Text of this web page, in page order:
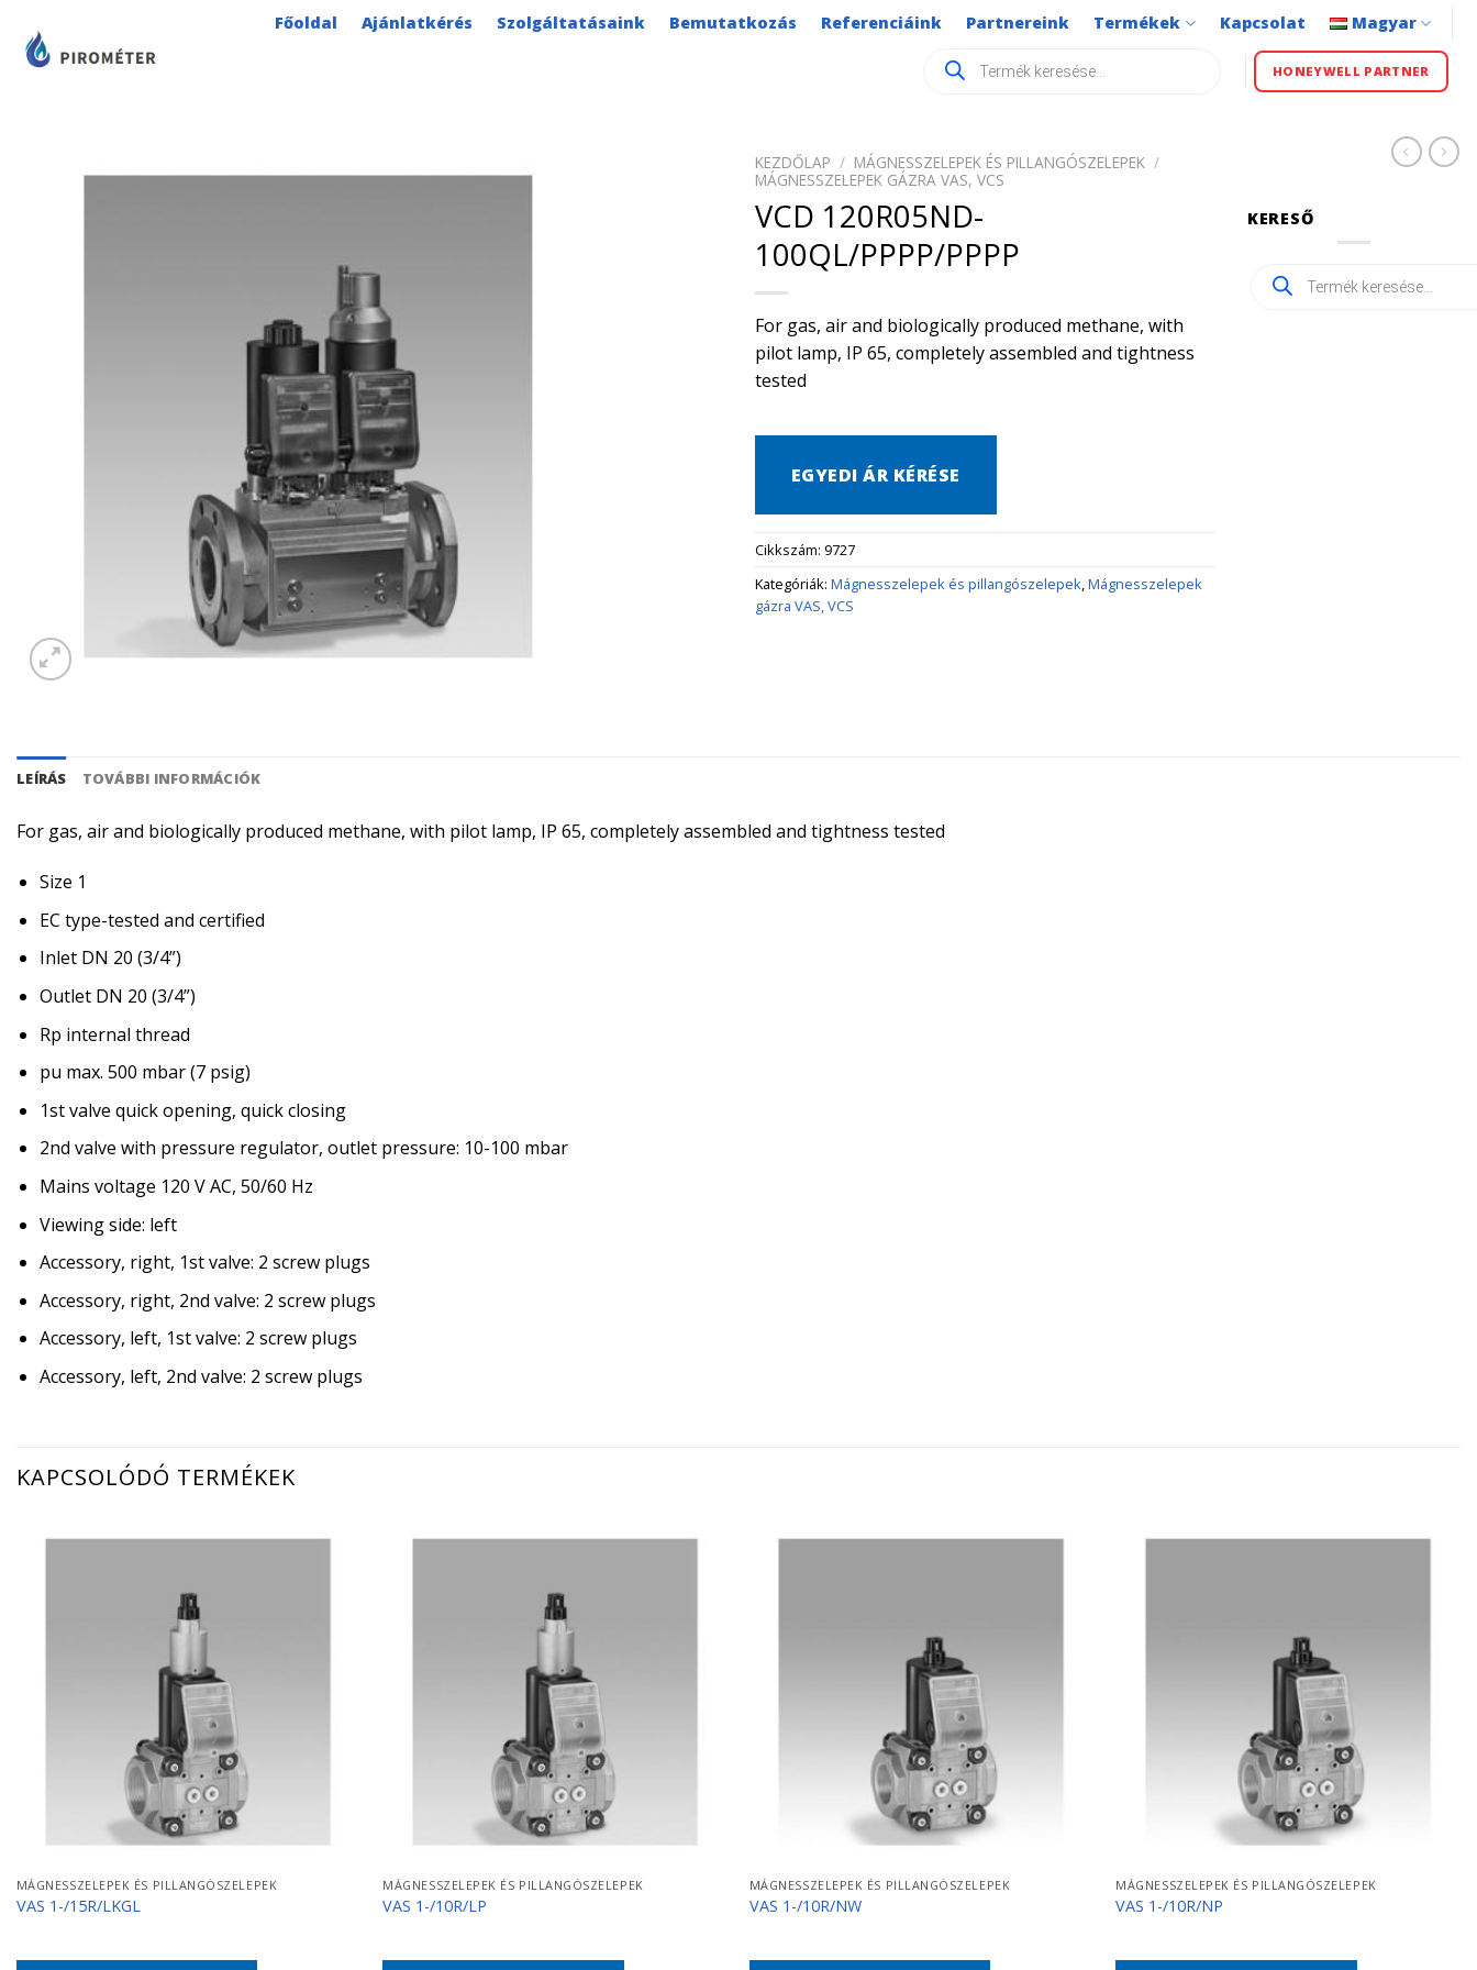
content
Főoldal Ajánlatkérés Szolgáltatásaink Bemutatkozás Referenciáink Partnereink Termékek Kapcsolat Magyar
search HONEYWELL PARTNER
KEZDŐLAP / MÁGNESSZELEPEK ÉS PILLANGÓSZELEPEK /
MÁGNESSZELEPEK GÁZRA VAS, VCS
VCD 120R05ND-
100QL/PPPP/PPPP
For gas, air and biologically produced methane, with
pilot lamp, IP 65, completely assembled and tightness
tested
EGYEDI ÁR KÉRÉSE
Cikkszám: 9727
Kategóriák: Mágnesszelepek és pillangószelepek Mágnesszelepek
gázra VAS, VCS
KERESŐ
Products
search
LEÍRÁS TOVÁBBI INFORMÁCIÓK
For gas, air and biologically produced methane, with pilot lamp, IP 65, completely assembled and tightness tested
Size 1
EC type-tested and certified
Inlet DN 20 (3/4”)
Outlet DN 20 (3/4”)
Rp internal thread
pu max. 500 mbar (7 psig)
1st valve quick opening, quick closing
2nd valve with pressure regulator, outlet pressure: 10-100 mbar
Mains voltage 120 V AC, 50/60 Hz
Viewing side: left
Accessory, right, 1st valve: 2 screw plugs
Accessory, right, 2nd valve: 2 screw plugs
Accessory, left, 1st valve: 2 screw plugs
Accessory, left, 2nd valve: 2 screw plugs
KAPCSOLÓDÓ TERMÉKEK
MÁGNESSZELEPEK ÉS PILLANGÓSZELEPEK
VAS 1-/15R/LKGL
MÁGNESSZELEPEK ÉS PILLANGÓSZELEPEK
VAS 1-/10R/LP
MÁGNESSZELEPEK ÉS PILLANGÓSZELEPEK
VAS 1-/10R/NW
MÁGNESSZELEPEK ÉS PILLANGÓSZELEPEK
VAS 1-/10R/NP